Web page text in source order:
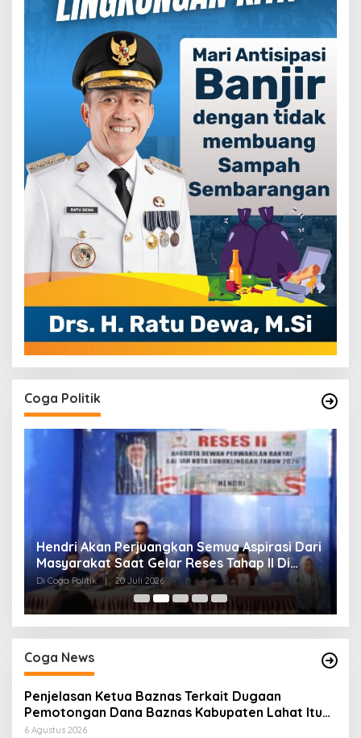
Coga Politik
H. Devi Suhartoni Dipercaya Menakhodai DPD
PDI Perjuangan Sumsel Periode 2025–2030
Di Coga Politik, Muratara | 17 Desember 2025
Coga News
Penjelasan Ketua Baznas Terkait Dugaan
Pemotongan Dana Baznas Kabupaten Lahat Itu
Tidak Benar
6 Agustus 2026